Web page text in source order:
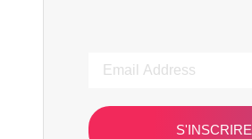
S'INSCRIRE